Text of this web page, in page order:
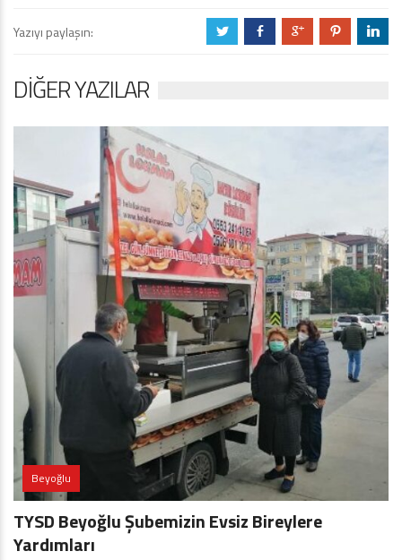
Yazıyı paylaşın: a b c d j
DIĞER YAZILAR
Beyoğlu
TYSD Beyoğlu Şubemizin Evsiz Bireylere
Yardımları